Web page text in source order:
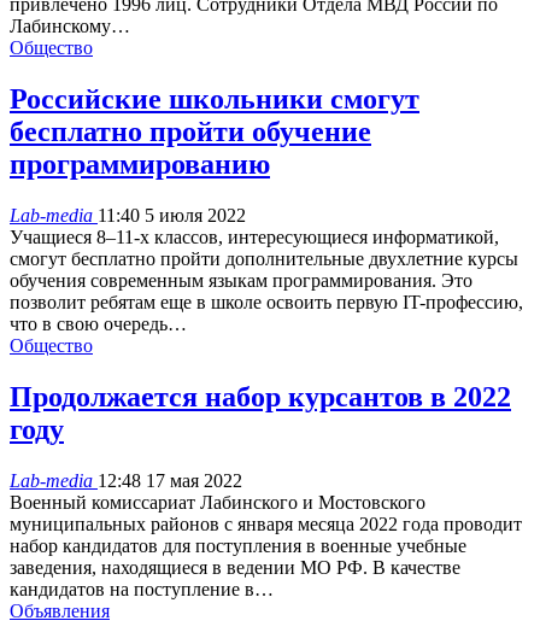
привлечено 1996 лиц. Сотрудники Отдела МВД России по
Лабинскому…
Общество
Российские школьники смогут
бесплатно пройти обучение
программированию
Lab-media 11:40 5 июля 2022
Учащиеся 8–11-х классов, интересующиеся информатикой,
смогут бесплатно пройти дополнительные двухлетние курсы
обучения современным языкам программирования. Это
позволит ребятам еще в школе освоить первую IT-профессию,
что в свою очередь…
Общество
Продолжается набор курсантов в 2022
году
Lab-media 12:48 17 мая 2022
Военный комиссариат Лабинского и Мостовского
муниципальных районов с января месяца 2022 года проводит
набор кандидатов для поступления в военные учебные
заведения, находящиеся в ведении МО РФ. В качестве
кандидатов на поступление в…
Объявления